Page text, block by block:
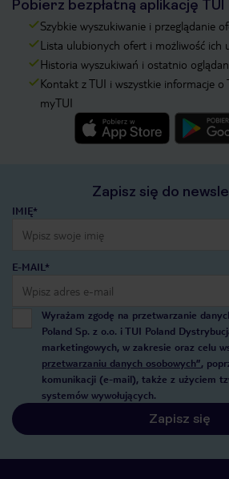
Pobierz bezpłatną aplikację TUI
Szybkie wyszukiwanie i przeglądanie
Lista ulubionych ofert i możliwość ich
Historia wyszukiwań i ostatnio
Kontakt z TUI i wszystkie informacje o
myTUI
Zapisz się do
IMIĘ*
E-MAIL*
Wyrażam zgodę na przetwarzanie
Poland Sp. z o.o. i TUI Poland
marketingowych, w zakresie oraz celu
przetwarzaniu danych osobowych”,
komunikacji (e-mail), także z użyciem
systemów wywołujących.
Zapisz się